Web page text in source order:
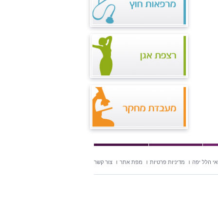
הלל יפה מדיניות פרטיות מפת אתר צור קשר